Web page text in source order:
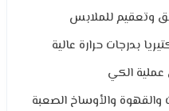
وتعقيم للملابس
بدرجات حرارة عالية
الكي
والقهوة والأوساخ الصعبة